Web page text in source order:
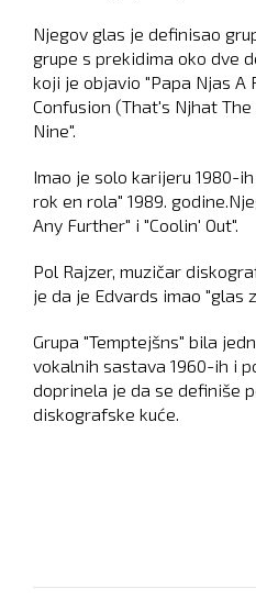
Njegov glas je definisao
grupe s prekidima oko dve
koji je objavio "Papa Njas A
Confusion (That's Njhat The
Nine".
Imao je solo karijeru 1980-
rok en rola" 1989.
Any Further" i "Coolin' Out".
Pol Rajzer, muzičar
je da je Edvards imao "glas
Grupa "Temptejšns" bila
vokalnih sastava 1960-ih i
doprinela je da se definiše
diskografske kuće.